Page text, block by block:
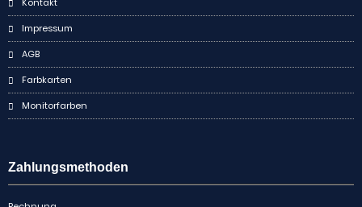
Impressum
AGB
Farbkarten
Monitorfarben
Zahlungsmethoden